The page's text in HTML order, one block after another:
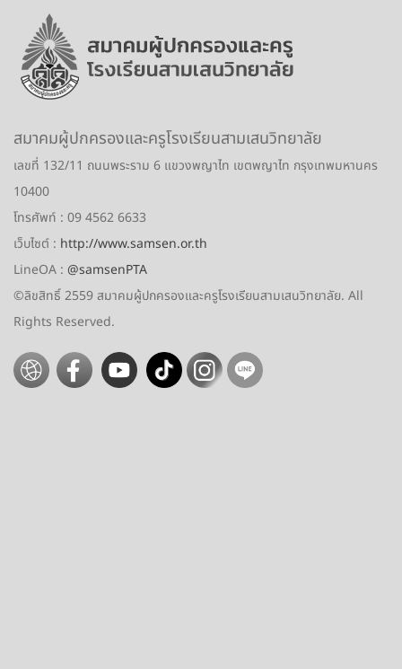
สมาคมผู้ปกครองและครูโรงเรียนสามเสนวิทยาลัย
เลขที่ 132/11 ถนนพระราม 6 แขวงพญาไท เขตพญาไท กรุงเทพมหานคร
10400
โทรศัพท์ : 09 4562 6633
เว็บไซต์ : http://www.samsen.or.th
LineOA : @samsenPTA
©ลิขสิทธิ์ 2559สมาคมผู้ปกครองและครูโรงเรียนสามเสนวิทยาลัย. All
Rights Reserved.